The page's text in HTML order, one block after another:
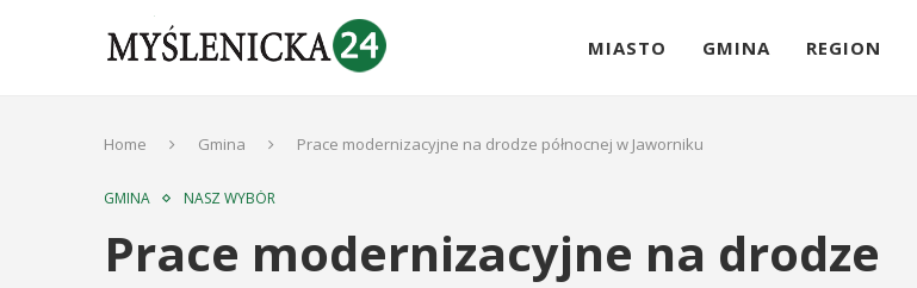
MIASTO GMINA REGION
Home Gmina Prace modernizacyjne na drodze północnej w Jaworniku
GMINA NASZ WYBÓR
Prace modernizacyjne na drodze